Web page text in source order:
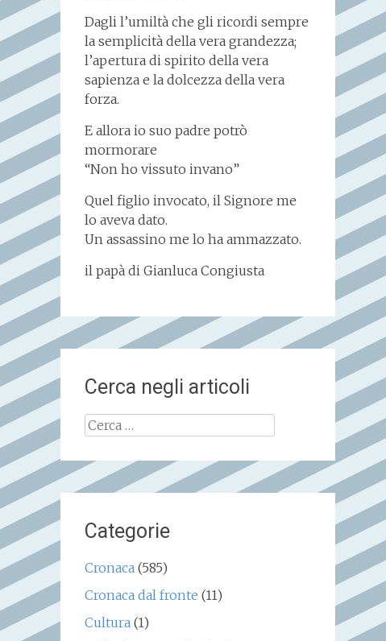
Dagli l’umiltà che gli ricordi sempre
la semplicità della vera grandezza;
l’apertura di spirito della vera
sapienza e la dolcezza della vera
forza.
E allora io suo padre potrò
mormorare
“Non ho vissuto invano”
Quel figlio invocato, il Signore me
lo aveva dato.
Un assassino me lo ha ammazzato.
il papà di Gianluca Congiusta
Cerca negli articoli
Ricerca
Categorie
Cronaca(585)
Cronaca dal fronte (11)
Cultura(1)